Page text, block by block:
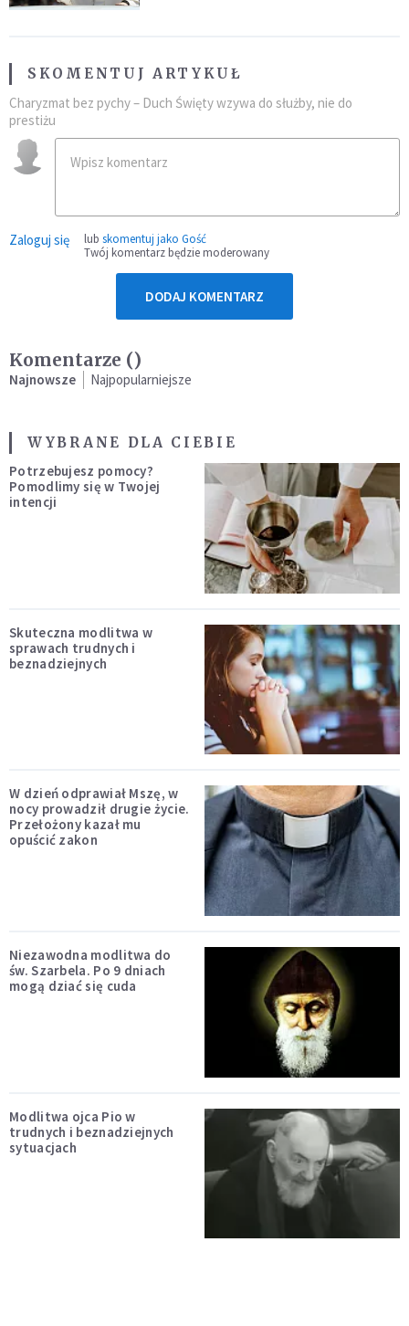
SKOMENTUJ ARTYKUŁ
Charyzmat bez pychy – Duch Święty wzywa do służby, nie do
prestiżu
Zaloguj się lub skomentuj jako Gość
Twój komentarz będzie moderowany
DODAJ KOMENTARZ
Komentarze ()
Najnowsze Najpopularniejsze
WYBRANE DLA CIEBIE
Potrzebujesz pomocy?
Pomodlimy się w Twojej
intencji
Skuteczna modlitwa w
sprawach trudnych i
beznadziejnych
W dzień odprawiał Mszę, w
nocy prowadził drugie życie.
Przełożony kazał mu
opuścić zakon
Niezawodna modlitwa do
św. Szarbela. Po 9 dniach
mogą dziać się cuda
Modlitwa ojca Pio w
trudnych i beznadziejnych
sytuacjach